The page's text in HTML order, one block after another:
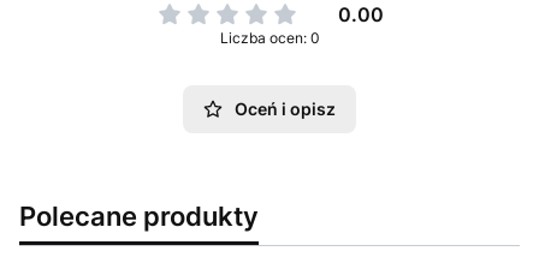
0.00
Liczba ocen: 0
Oceń i opisz
Polecane produkty